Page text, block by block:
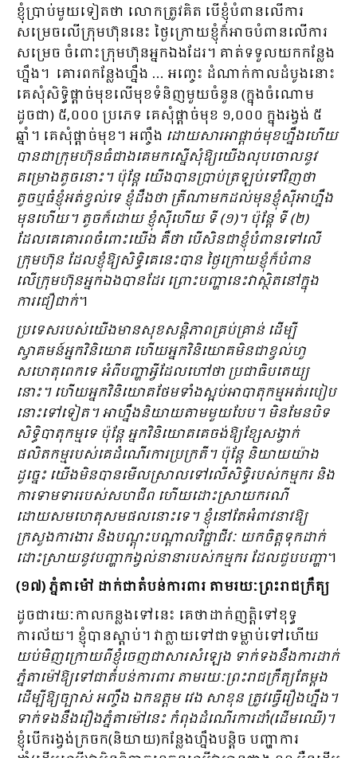
ខ្ញុំប្រាប់មួយទៀតថា លោកត្រូវគិត បើខ្ញុំបំពានលើការ
សម្រេចលើក្រុមហ៊ុននេះ ថ្ងៃក្រោយខ្ញុំក៏អាចបំពានលើការ
សម្រេច ចំពោះក្រុមហ៊ុនអ្នកឯងដែរ។ គាត់ទទួលយកកន្លែង
ហ្នឹង។ គោរពកន្លែងហ្នឹង … អញ្ចេះ ដំណាក់កាលដំបូងនោះ
គេសុំសិទ្ធិផ្តាច់មុខលើមុខទំនិញមួយចំនួន (ក្នុងចំណោម
ដូចជា) ៥,០០០ ប្រភេទ គេសុំផ្តាច់មុខ ១,០០០ ក្នុងរង្វង់ ៥
ឆ្នាំ។ គេសុំផ្តាច់មុខ។ អញ្ចឹង ដោយសារអាផ្តាច់មុខហ្នឹងហើយ
បានជាក្រុមហ៊ុនធំជាងគេមកស្នើសុំឱ្យយើងលុបចោលនូវ
គម្រោងតូចនោះ។ ប៉ុន្តែ យើងបានប្រាប់ត្រឡប់ទៅវិញថា
តូចឬធំខ្ញុំអត់ខ្វល់ទេ ខ្ញុំដឹងថា ត្រីណាមកដល់មុនខ្ញុំស៊ីអាហ្នឹង
មុនហើយ។ តូចក៏ដោយ ខ្ញុំស៊ីហើយ ទី (១)។ ប៉ុន្តែ ទី (២)
ដែលគេគោរពចំពោះយើង គឺថា បើសិនជាខ្ញុំបំពានទៅលើ
ក្រុមហ៊ុន ដែលខ្ញុំឱ្យសិទ្ធិគេនេះបាន ថ្ងៃក្រោយខ្ញុំក៏បំពាន
លើក្រុមហ៊ុនអ្នកឯងបានដែរ ព្រោះបញ្ហានេះវាស្ថិតនៅក្នុង
ការជឿជាក់។
ប្រទេសរបស់យើងមានសុខសន្តិភាពគ្រប់គ្រាន់ ដើម្បី
ស្វាគមន៍អ្នកវិនិយោគ ហើយអ្នកវិនិយោគមិនជាខ្វល់ហួ
សហេតុពេកទេ អំពីបញ្ហាអ្វីដែលហៅថា ប្រជាធិបតេយ្យ
នោះ។ ហើយអ្នកវិនិយោគថែមទាំងស្អប់អាបាតុកម្មអត់របៀប
នោះទៅទៀត។ អាហ្នឹងនិយាយតាមមួយបែប។ មិនមែនបិទ
សិទ្ធិបាតុកម្មទេ ប៉ុន្តែ អ្នកវិនិយោគគេចង់ឱ្យខ្សែសង្វាក់
ផលិតកម្មរបស់គេដំណើរការប្រក្រតី។ ប៉ុន្តែ និយាយយ៉ាង
ដូច្នេះ យើងមិនបានមើលស្រាលទៅលើសិទ្ធិរបស់កម្មករ និង
ការទាមទាររបស់សហជីព ហើយដោះស្រាយករណី
ដោយសមហេតុសមផលនោះទេ។ ខ្ញុំនៅតែអំពាវនាវឱ្យ
ក្រសួងការងារ និងបណ្តុះបណ្តាលវិជ្ជាជីវៈ យកចិត្តទុកដាក់
ដោះស្រាយនូវបញ្ហាកង្វល់នានារបស់កម្មករ ដែលជួបបញ្ហា។
(១៧) ភ្នំតាម៉ៅ ដាក់ជាតំបន់ការពារ តាមរយៈព្រះរាជក្រឹត្យ
ដូចជារយៈកាលកន្លងទៅនេះ គេថាដាក់ញត្តិទៅខុទ្ធ
ការល័យ។ ខ្ញុំបានស្តាប់។ វាក្លាយទៅជាទម្លាប់ទៅហើយ
យប់មិញក្រោយពីខ្ញុំចេញជាសារសំឡេង ទាក់ទងនឹងការដាក់
ភ្នំតាម៉ៅឱ្យទៅជាតំបន់ការពារ តាមរយៈព្រះរាជក្រឹត្យតែម្តង
ដើម្បីឱ្យច្បាស់ អញ្ចឹង ឯកឧត្តម វេង សាខុន ត្រូវធ្វើរឿងហ្នឹង។
ទាក់ទងនឹងរឿងភ្នំតាម៉ៅនេះ កំពុងដំណើរការដាំ(ដើមឈើ)។
ខ្ញុំបើករង្វង់ក្រចក(និយាយ)កន្លែងហ្នឹងបន្តិច បញ្ហាការ